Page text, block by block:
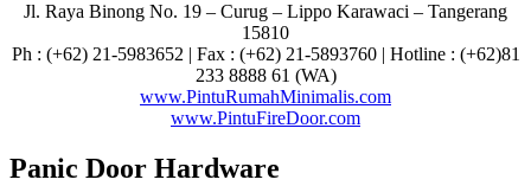
Jl. Raya Binong No. 19 – Curug – Lippo Karawaci – Tangerang
15810
Ph : (+62) 21-5983652 | Fax : (+62) 21-5893760 | Hotline : (+62)81
233 8888 61 (WA)
www.PintuRumahMinimalis.com
www.PintuFireDoor.com
Panic Door Hardware